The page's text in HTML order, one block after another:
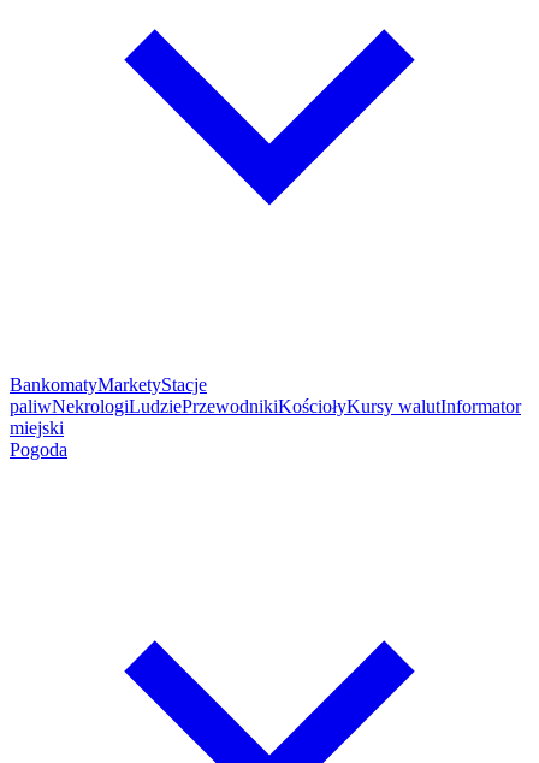
BankomatyMarketyStacje
paliwNekrologiLudziePrzewodnikiKościołyKursy walutInformator
miejski
Pogoda